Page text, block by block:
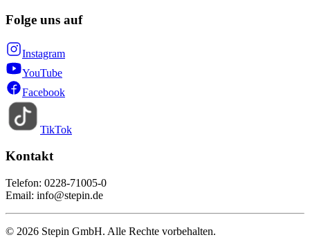
Folge uns auf
Instagram
YouTube
Facebook
TikTok
Kontakt
Telefon: 0228-71005-0
Email: info@stepin.de
© 2026 Stepin GmbH. Alle Rechte vorbehalten.